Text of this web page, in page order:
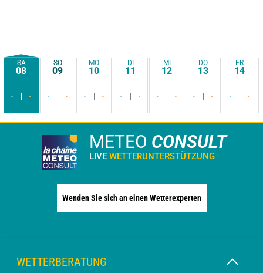
SA
08
- -
SO
09
- -
MO
10
- -
DI
11
- -
MI
12
- -
DO
13
- -
FR
14
- -
METEO CONSULT
LIVE WETTERUNTERSTÜTZUNG
Wenden Sie sich an einen Wetterexperten
WETTERBERATUNG